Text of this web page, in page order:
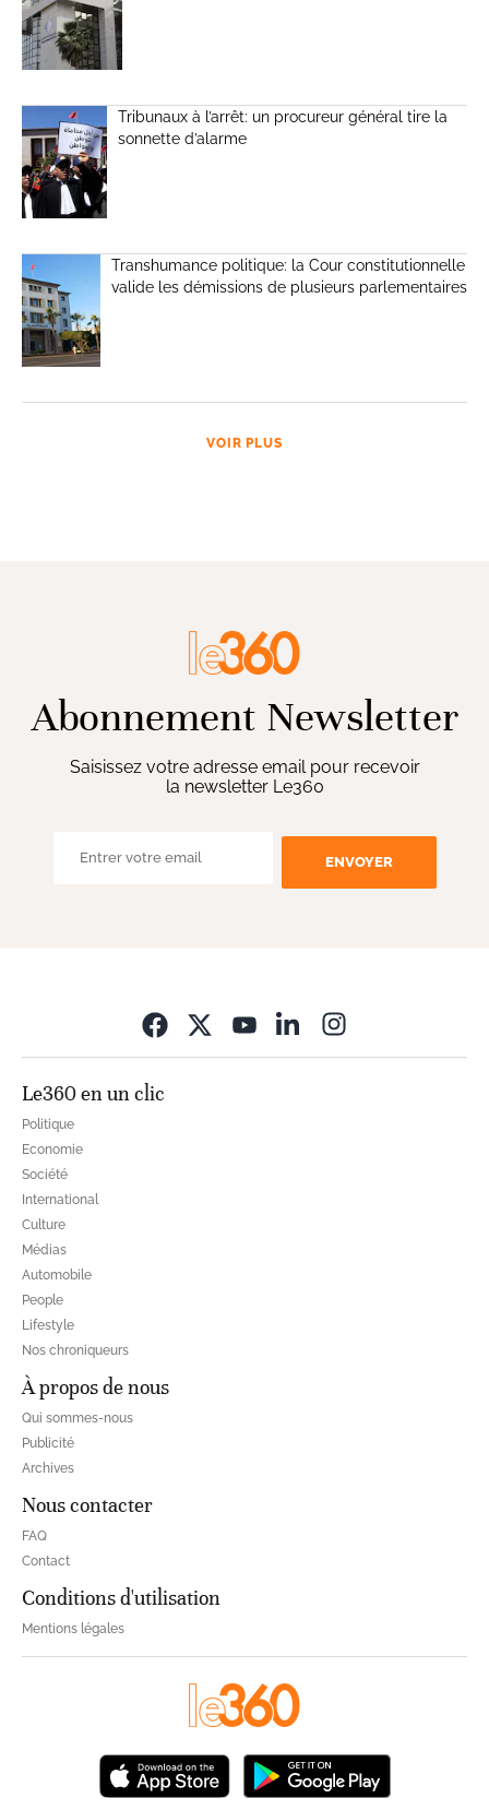
Tribunaux à l’arrêt: un procureur général tire la
sonnette d’alarme
Transhumance politique: la Cour constitutionnelle
valide les démissions de plusieurs parlementaires
VOIR PLUS
Abonnement Newsletter
Saisissez votre adresse email pour recevoir
la newsletter Le360
ENVOYER
Le360 en un clic
Politique
Economie
Société
International
Culture
Médias
Automobile
People
Lifestyle
Nos chroniqueurs
À propos de nous
Qui sommes-nous
Publicité
Archives
Nous contacter
FAQ
Contact
Conditions d'utilisation
Mentions légales